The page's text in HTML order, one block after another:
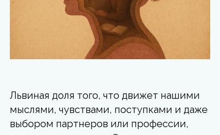
Львиная доля того, что движет нашими
мыслями, чувствами, поступками и даже
выбором партнеров или профессии,